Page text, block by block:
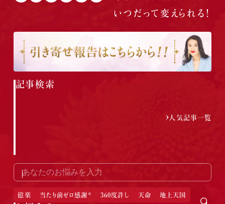
いつだって 変えられる！
記事検索
人気記事一覧
億楽 当たり前ゼロ感謝® 360度許し 天命 地上天国